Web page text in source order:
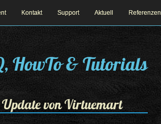
Kontakt Support Aktuell Referenzen
HowTo & Tutorials
von Virtuemart